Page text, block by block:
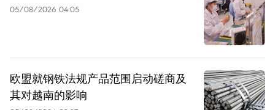
05/08/2026 04:05
欧盟就钢铁法规产品范围启动磋商及
其对越南的影响